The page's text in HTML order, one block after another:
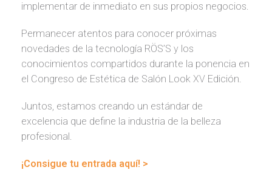
implementar de inmediato en sus propios negocios.
Permanecer atentos para conocer próximas
novedades de la tecnología RÖS’S y los
conocimientos compartidos durante la ponencia en
el Congreso de Estética de Salón Look XV Edición.
Juntos, estamos creando un estándar de
excelencia que define la industria de la belleza
profesional.
¡Consigue tu entrada aquí! >